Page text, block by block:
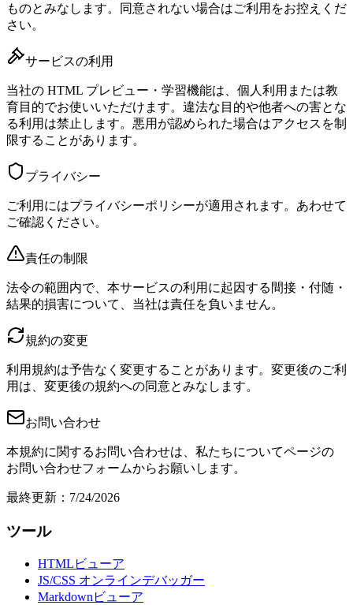
ものとみなします。同意されない場合はご利用をお控えくだ
さい。
サービスの利用
当社の HTML プレビュー・学習機能は、個人利用または教
育目的でお使いいただけます。違法な目的や他者への害とな
る利用は禁止します。悪用が認められた場合はアクセスを制
限することがあります。
プライバシー
ご利用にはプライバシーポリシーが適用されます。あわせて
ご確認ください。
責任の制限
法令の範囲内で、本サービスの利用に起因する間接・付随・
結果的損害について、当社は責任を負いません。
規約の変更
利用規約は予告なく変更することがあります。変更後のご利
用は、変更後の規約への同意とみなします。
お問い合わせ
本規約に関するお問い合わせは、私たちについてページの
お問い合わせフォームからお願いします。
最終更新 ： 7/24/2026
ツール
HTMLビューア
JS/CSS オンラインデバッガー
Markdownビューア